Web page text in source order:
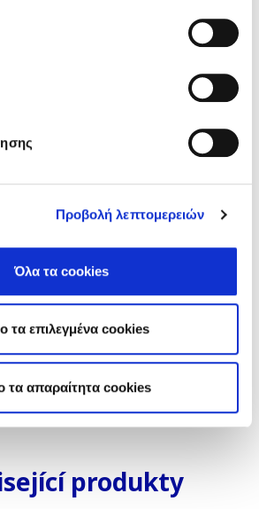
Προβολή λεπτομερειών
Όλα τα cookies
τα επιλεγμένα cookies
τα απαραίτητα cookies
Zásadám ochrany osobních
produkty